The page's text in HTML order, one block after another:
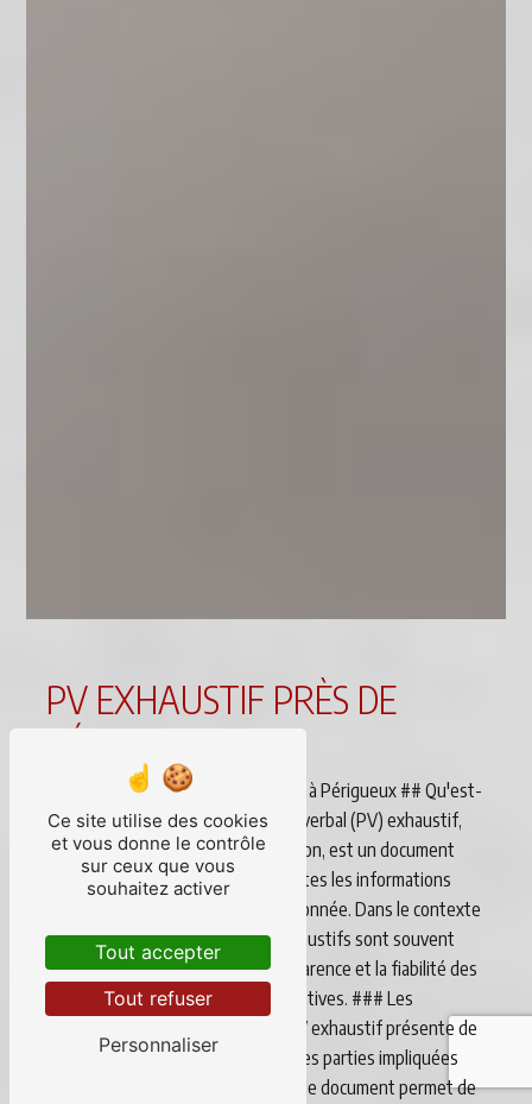
PV EXHAUSTIF PRÈS DE
PÉRIGUEUX
# Tout savoir sur les PV exhaustifs à Périgueux ## Qu'est-
ce qu'un PV exhaustif? Un procès-verbal (PV) exhaustif,
aussi appelé compte rendu d'audition, est un document
détaillé et complet qui recense toutes les informations
pertinentes liées à une situation donnée. Dans le contexte
de la ville de Périgueux, les PV exhaustifs sont souvent
nécessaires pour garantir la transparence et la fiabilité des
procédures judiciaires et administratives. ### Les
avantages d'un PV exhaustif Un PV exhaustif présente de
nombreux avantages pour toutes les parties impliquées
dans un dossier. En effet, ce type de document permet de
Ce site utilise des cookies
et vous donne le contrôle
sur ceux que vous
souhaitez activer
Tout accepter
Tout refuser
Personnaliser